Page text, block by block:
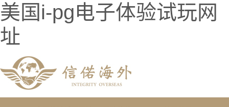
美国i-pg电子体验试玩网
址